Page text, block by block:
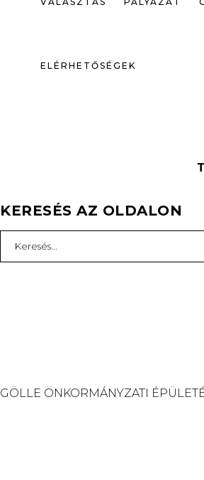
ELÉRHETŐSÉGEK
KERESÉS AZ OLDALON
for:
GÖLLE ÖNKORMÁNYZATI